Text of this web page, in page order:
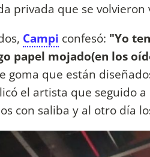
privada que se volvieron
Campi confesó: "Yo
papel mojado(en los
goma que están
el artista que seguido
con saliba y al otro día